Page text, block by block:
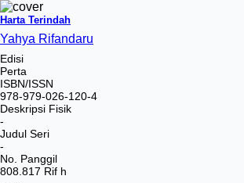
Harta Terindah
Yahya Rifandaru
Edisi
Perta
ISBN/ISSN
978-979-026-120-4
Deskripsi Fisik
-
Judul Seri
-
No. Panggil
808.817 Rif h